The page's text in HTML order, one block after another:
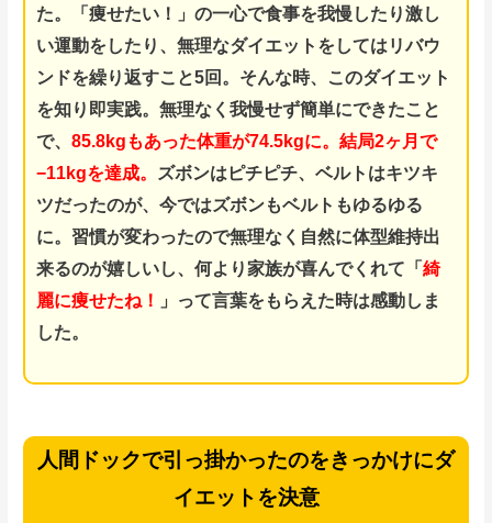
た。
「痩せたい！」の一心で食事を我慢したり激し
い運動をしたり、無理なダイエットをしてはリバウ
ンドを繰り返すこと5回。 そんな時、このダイエット
を知り即実践。無理なく我慢せず簡単にできたこと
で、85.8kgもあった体重が74.5kgに。結局2ヶ月で
−11kgを達成。
ズボンはピチピチ、ベルトはキツキ
ツだったのが、今ではズボンもベルトもゆるゆる
に。 習慣が変わったので無理なく自然に体型維持出
来るのが嬉しいし、何より家族が喜んでくれて「綺
麗に痩せたね！
」って言葉をもらえた時は感動しま
した。
人間ドックで引っ掛かったのをきっかけにダ
イエットを決意